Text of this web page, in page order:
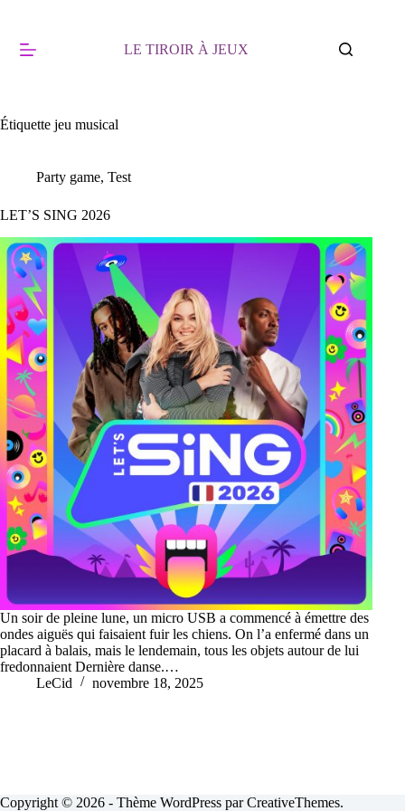
LE TIROIR À JEUX
Étiquette jeu musical
Party game, Test
LET’S SING 2026
Un soir de pleine lune, un micro USB a commencé à émettre des
ondes aiguës qui faisaient fuir les chiens. On l’a enfermé dans un
placard à balais, mais le lendemain, tous les objets autour de lui
fredonnaient Dernière danse.…
LeCid
novembre 18, 2025
Copyright © 2026 - Thème WordPress parCreativeThemes.